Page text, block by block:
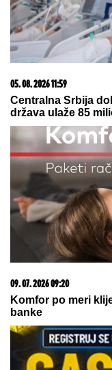
03. 08. 2026 13:23
Hibrid broj 1 koji
akcijskoj ceni od
06. 08. 2026 07:35